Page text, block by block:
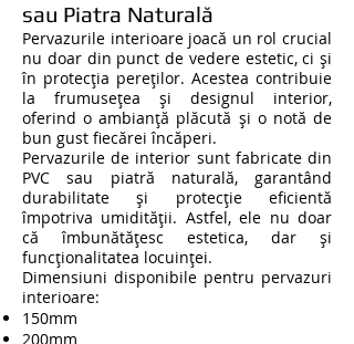
sau Piatra Naturală
Pervazurile interioare joacă un rol crucial
nu doar din punct de vedere estetic, ci și
în protecția pereților. Acestea contribuie
la frumusețea și designul interior,
oferind o ambianță plăcută și o notă de
bun gust fiecărei încăperi.
Pervazurile de interior sunt fabricate din
PVC sau piatră naturală, garantând
durabilitate și protecție eficientă
împotriva umidității. Astfel, ele nu doar
că îmbunătățesc estetica, dar și
funcționalitatea locuinței.
Dimensiuni disponibile pentru pervazuri
interioare:
150mm
200mm